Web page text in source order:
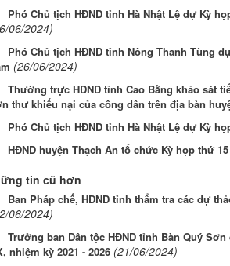
Phó Chủ tịch HĐND tỉnh Hà Nhật Lệ dự Kỳ
06/2024)
Phó Chủ tịch HĐND tỉnh Nông Thanh Tùng
(26/06/2024)
Thường trực HĐND tỉnh Cao Bằng khảo sát
thư khiếu nại của công dân trên địa bàn
Phó Chủ tịch HĐND tỉnh Hà Nhật Lệ dự Kỳ
HĐND huyện Thạch An tổ chức Kỳ họp thứ
tin cũ hơn
Ban Pháp chế, HĐND tỉnh thẩm tra các dự
06/2024)
Trưởng ban Dân tộc HĐND tỉnh Bàn Quý
nhiệm kỳ 2021 - 2026 (21/06/2024)